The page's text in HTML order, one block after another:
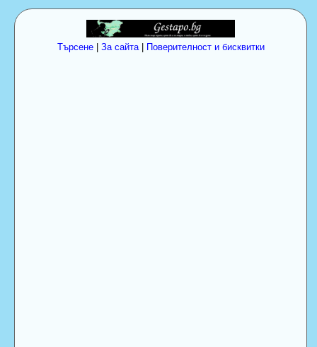
Търсене| За сайта| Поверителност и бисквитки